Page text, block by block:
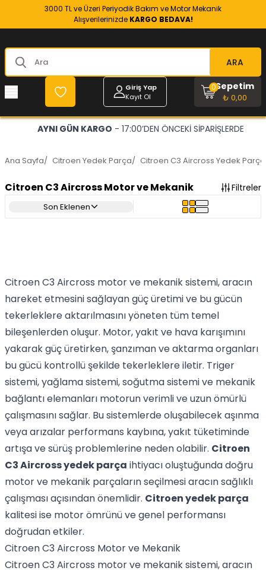
3000 TL ve Üzeri Periyodik Bakım ve Motor Mekanik
Alışverilerinizde KARGO BEDAVA!
ARA
Giriş Yap
Kayıt Ol
Sepetim
₺ 0,00
0
AYNI GÜN KARGO - 17:00’DEN ÖNCEKİ SİPARİŞLERDE
Ana Sayfa/ Citroen Yedek Parça/ Citroen C3 Aircross Yedek Parça
Citroen C3 Aircross Motor ve Mekanik Filtreler
Son Eklenen
Citroen C3 Aircross motor ve mekanik sistemi, aracın
hareket etmesini sağlayan güç üretimi ve bu gücün
tekerleklere aktarılmasını yöneten tüm temel
bileşenlerden oluşur. Motor, yakıt ve hava karışımını
yakarak güç üretirken, şanzıman ve aktarma organları
bu gücü kontrollü şekilde tekerleklere iletir. Triger
sistemi, yağlama sistemi, soğutma sistemi ve mekanik
bağlantı elemanları motorun verimli ve uzun ömürlü
çalışmasını sağlar. Bu sistemlerde oluşabilecek aşınma
veya arızalar performans kaybına, yakıt tüketiminde
artışa ve sürüş problemlerine neden olabilir. Citroen
C3 Aircross yedek parça ihtiyacı oluştuğunda doğru
motor ve mekanik parçaların seçilmesi aracın sağlıklı
çalışması açısından önemlidir. Citroen yedek parça
kalitesi ise motor ömrünü ve genel performansı
doğrudan etkiler.
Citroen C3 Aircross Motor ve Mekanik
Citroen C3 Aircross motor ve mekanik sistemi, aracın